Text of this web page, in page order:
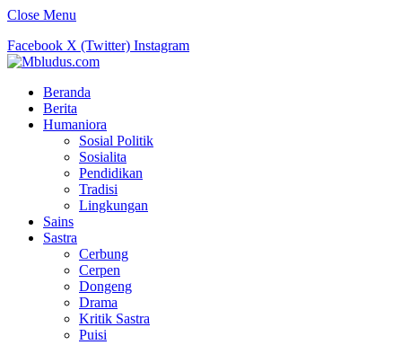
Close Menu
Facebook X (Twitter) Instagram
Beranda
Berita
Humaniora
Sosial Politik
Sosialita
Pendidikan
Tradisi
Lingkungan
Sains
Sastra
Cerbung
Cerpen
Dongeng
Drama
Kritik Sastra
Puisi